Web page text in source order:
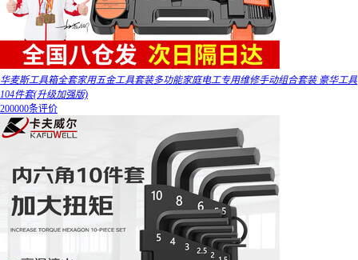
华麦斯工具箱全套家用五金工具套装多功能家庭电工专用维修手动组合套装 豪华工具
104件套(升级加强版)
200000条评价